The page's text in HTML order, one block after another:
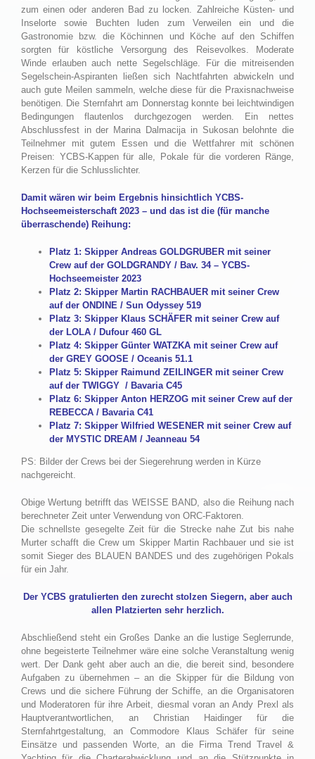
zum einen oder anderen Bad zu locken. Zahlreiche Küsten- und
Inselorte sowie Buchten luden zum Verweilen ein und die
Gastronomie bzw. die Köchinnen und Köche auf den Schiffen
sorgten für köstliche Versorgung des Reisevolkes. Moderate
Winde erlauben auch nette Segelschläge. Für die mitreisenden
Segelschein-Aspiranten ließen sich Nachtfahrten abwickeln und
auch gute Meilen sammeln, welche diese für die Praxisnachweise
benötigen. Die Sternfahrt am Donnerstag konnte bei leichtwindigen
Bedingungen flautenlos durchgezogen werden. Ein nettes
Abschlussfest in der Marina Dalmacija in Sukosan belohnte die
Teilnehmer mit gutem Essen und die Wettfahrer mit schönen
Preisen: YCBS-Kappen für alle, Pokale für die vorderen Ränge,
Kerzen für die Schlusslichter.
Damit wären wir beim Ergebnis hinsichtlich YCBS-
Hochseemeisterschaft 2023 – und das ist die (für manche
überraschende) Reihung:
Platz 1: Skipper Andreas GOLDGRUBER mit seiner
Crew auf der GOLDGRANDY / Bav. 34 – YCBS-
Hochseemeister 2023
Platz 2: Skipper Martin RACHBAUER mit seiner Crew
auf der ONDINE / Sun Odyssey 519
Platz 3: Skipper Klaus SCHÄFER mit seiner Crew auf
der LOLA / Dufour 460 GL
Platz 4: Skipper Günter WATZKA mit seiner Crew auf
der GREY GOOSE / Oceanis 51.1
Platz 5: Skipper Raimund ZEILINGER mit seiner Crew
auf der TWIGGY / Bavaria C45
Platz 6: Skipper Anton HERZOG mit seiner Crew auf der
REBECCA / Bavaria C41
Platz 7: Skipper Wilfried WESENER mit seiner Crew auf
der MYSTIC DREAM / Jeanneau 54
PS: Bilder der Crews bei der Siegerehrung werden in Kürze
nachgereicht.
Obige Wertung betrifft das WEISSE BAND, also die Reihung nach
berechneter Zeit unter Verwendung von ORC-Faktoren.
Die schnellste gesegelte Zeit für die Strecke nahe Zut bis nahe
Murter schafft die Crew um Skipper Martin Rachbauer und sie ist
somit Sieger des BLAUEN BANDES und des zugehörigen Pokals
für ein Jahr.
Der YCBS gratulierten den zurecht stolzen Siegern, aber auch
allen Platzierten sehr herzlich.
Abschließend steht ein Großes Danke an die lustige Seglerrunde,
ohne begeisterte Teilnehmer wäre eine solche Veranstaltung wenig
wert. Der Dank geht aber auch an die, die bereit sind, besondere
Aufgaben zu übernehmen – an die Skipper für die Bildung von
Crews und die sichere Führung der Schiffe, an die Organisatoren
und Moderatoren für ihre Arbeit, diesmal voran an Andy Prexl als
Hauptverantwortlichen, an Christian Haidinger für die
Sternfahrtgestaltung, an Commodore Klaus Schäfer für seine
Einsätze und passenden Worte, an die Firma Trend Travel &